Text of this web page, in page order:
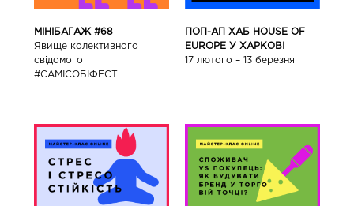
МІНІБАГАЖ #68
Явище колективного
свідомого
#САМІСОБІФЕСТ
ПОП-АП ХАБ HOUSE OF
EUROPE У ХАРКОВІ
17 лютого – 13 березня